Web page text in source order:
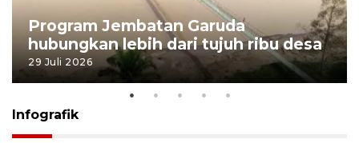
Program Jembatan Garuda
hubungkan lebih dari tujuh ribu desa
29 Juli 2026
Infografik